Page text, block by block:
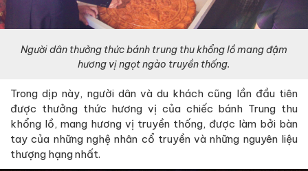
Người dân thưởng thức bánh trung thu khổng lồ mang đậm
hương vị ngọt ngào truyền thống.
Trong dịp này, người dân và du khách cũng lần đầu tiên
được thưởng thức hương vị của chiếc bánh Trung thu
khổng lồ, mang hương vị truyền thống, được làm bởi bàn
tay của những nghệ nhân cổ truyền và những nguyên liệu
thượng hạng nhất.